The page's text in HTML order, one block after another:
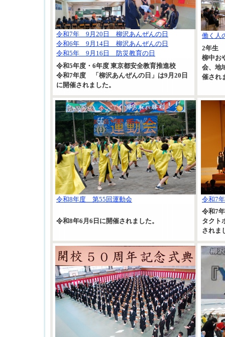
令和7年 9月20日 柳沢あんぜんの日
令和6年 9月14日 柳沢あんぜんの日
令和5年 9月16日 防災教育の日
令和5年度・6年度 東京都安全教育推進校
令和7年度 「柳沢あんぜんの日」は9月20日
に開催されました。
働く人
2年生
柳中お
会、地
催され
令和8年度 第55回運動会
令和8年6月6日に開催されました。
令和7
令和7
タクト
されま